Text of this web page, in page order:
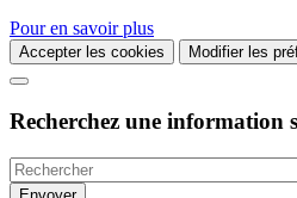
Pour en savoir plus
Accepter les cookies Modifier les
Recherchez une information